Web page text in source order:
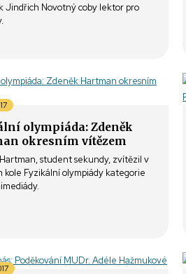
Jindřich Novotný coby lektor pro
olympiáda: Zdeněk
okresním vítězem
student sekundy, zvítězil v
kole Fyzikální olympiády kategorie